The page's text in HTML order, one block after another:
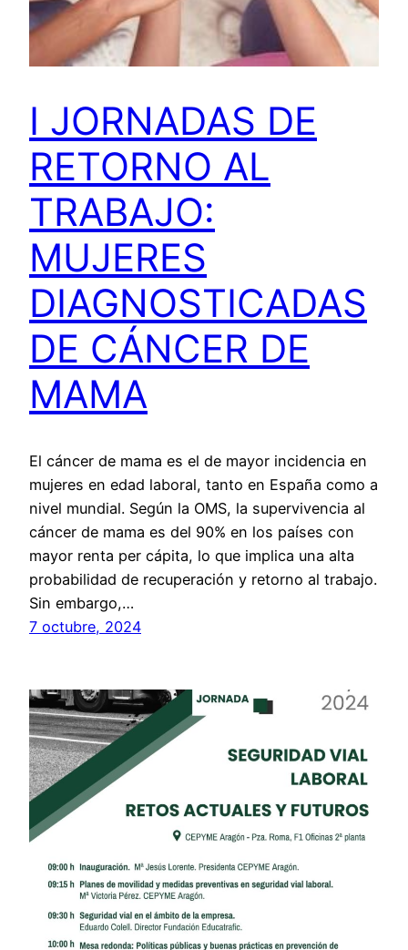
I JORNADAS DE
RETORNO AL
TRABAJO:
MUJERES
DIAGNOSTICADAS
DE CÁNCER DE
MAMA
El cáncer de mama es el de mayor incidencia en
mujeres en edad laboral, tanto en España como a
nivel mundial. Según la OMS, la supervivencia al
cáncer de mama es del 90% en los países con
mayor renta per cápita, lo que implica una alta
probabilidad de recuperación y retorno al trabajo.
Sin embargo,…
7 octubre, 2024